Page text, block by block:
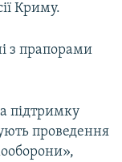
Криму.
з прапорами
підтримку
проведення